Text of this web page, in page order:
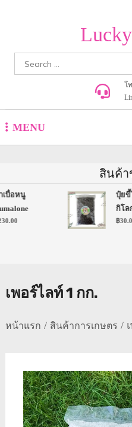
Search
โ
MENU
สินค้า
บื่อหนู
ปุ๋ยขี้
กิโล
฿
เพอร์ไลท์ 1 กก.
หน้าแรก / สินค้าการเกษตร /